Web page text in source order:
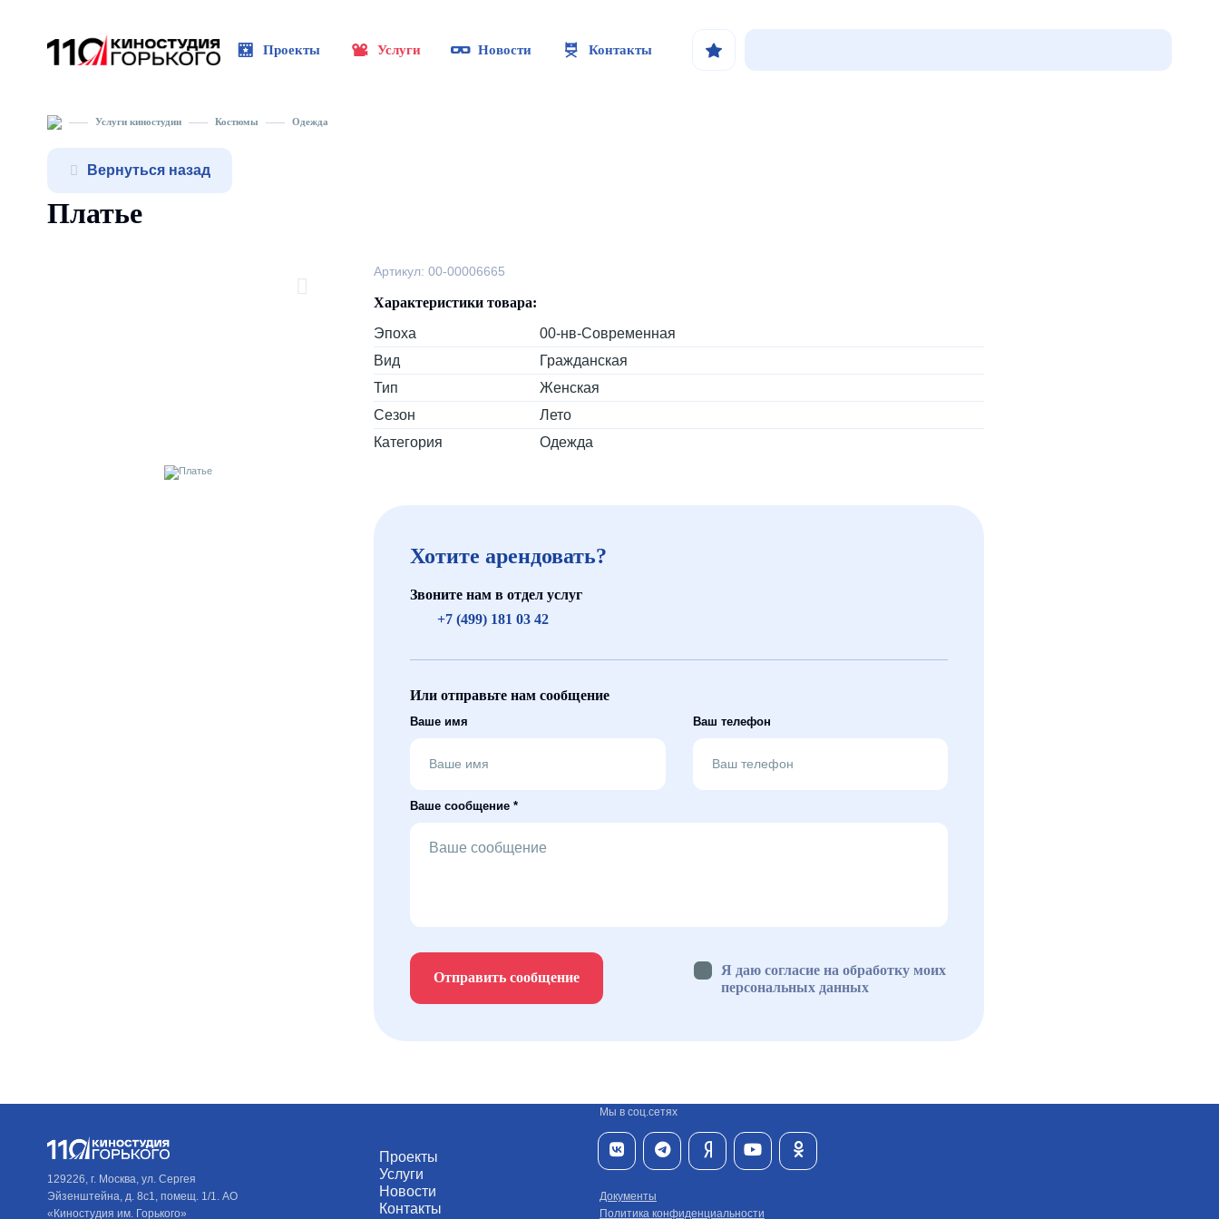
Проекты Услуги Новости Контакты
Услуги киностудии Костюмы Одежда
Вернуться назад
Платье
Артикул: 00-00006665
Характеристики товара:
Эпоха
00-нв-Современная
Вид
Гражданская
Тип
Женская
Сезон
Лето
Категория
Одежда
Хотите арендовать?
Звоните нам в отдел услуг
+7 (499) 181 03 42
Или отправьте нам сообщение
Ваше имя Ваш телефон
Ваше сообщение *
Отправить сообщение
Я даю согласие на обработку моих
персональных данных
129226, г. Москва, ул. Сергея
Эйзенштейна, д. 8с1, помещ. 1/1. АО
«Киностудия им. Горького»
Проекты
Услуги
Новости
Контакты
Мы в соц.сетях
Документы
Политика конфиденциальности